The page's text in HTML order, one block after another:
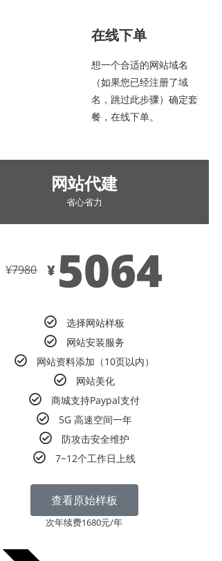
在线下单
想一个合适的网站域名
（如果您已经注册了域
名，跳过此步骤）确定套
餐，在线下单。
网站代建
省心省力
¥7980 ¥ 5064
选择网站样板
网站安装服务
网站资料添加（10页以内）
网站美化
商城支持Paypal支付
5G 高速空间一年
防攻击安全维护
7~12个工作日上线
查看原始样板
次年续费1680元/年